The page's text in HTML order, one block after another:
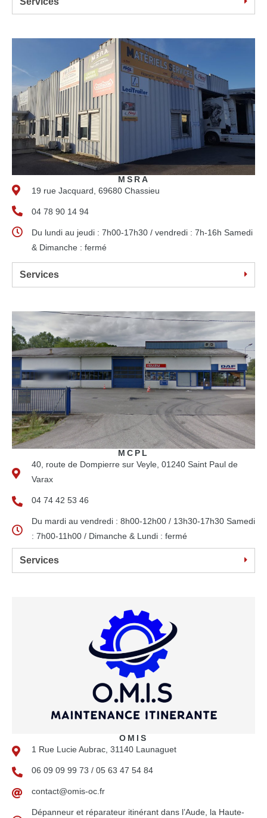
MSRA
19 rue Jacquard, 69680 Chassieu
04 78 90 14 94
Du lundi au jeudi : 7h00-17h30 / vendredi : 7h-16h Samedi
& Dimanche : fermé
Services
MCPL
40, route de Dompierre sur Veyle, 01240 Saint Paul de
Varax
04 74 42 53 46
Du mardi au vendredi : 8h00-12h00 / 13h30-17h30 Samedi
: 7h00-11h00 / Dimanche & Lundi : fermé
Services
OMIS
1 Rue Lucie Aubrac, 31140 Launaguet
06 09 09 99 73 / 05 63 47 54 84
contact@omis-oc.fr
Dépanneur et réparateur itinérant dans l’Aude, la Haute-